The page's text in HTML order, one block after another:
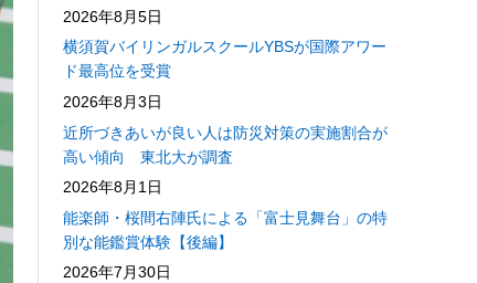
2026年8月5日
横須賀バイリンガルスクールYBSが国際アワー
ド最高位を受賞
2026年8月3日
近所づきあいが良い人は防災対策の実施割合が
高い傾向 東北大が調査
2026年8月1日
能楽師・桜間右陣氏による「富士見舞台」の特
別な能鑑賞体験【後編】
2026年7月30日